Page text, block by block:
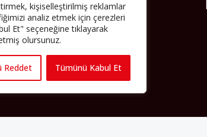
kişiselleştirilmiş reklamlar
analiz etmek için çerezleri
Et" seçeneğine tıklayarak
olursunuz.
Reddet Tümünü Kabul Et
bırakırken
kalıcı hâle
“İslam” ve “Avrupa”
sorgulanmasına
Müslüman cemaatin
siyasi düzen için, hem
da kapı araladı.